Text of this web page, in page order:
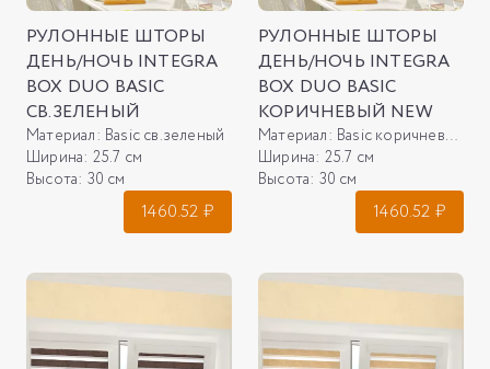
РУЛОННЫЕ ШТОРЫ
ДЕНЬ/НОЧЬ INTEGRA
BOX DUO BASIC
СВ.ЗЕЛЕНЫЙ
Материал: Basic св.зеленый
Ширина: 25.7 см
Высота: 30 см
1460.52 ₽
РУЛОННЫЕ ШТОРЫ
ДЕНЬ/НОЧЬ INTEGRA
BOX DUO BASIC
КОРИЧНЕВЫЙ NEW
Материал: Basic коричневый NEW
Ширина: 25.7 см
Высота: 30 см
1460.52 ₽